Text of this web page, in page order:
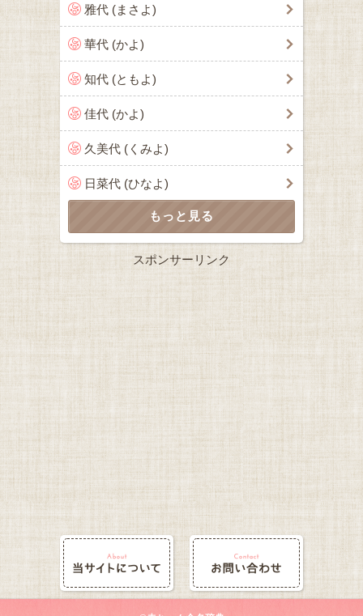
雅代 (まさよ)
華代 (かよ)
知代 (ともよ)
佳代 (かよ)
久美代 (くみよ)
日菜代 (ひなよ)
スポンサーリンク